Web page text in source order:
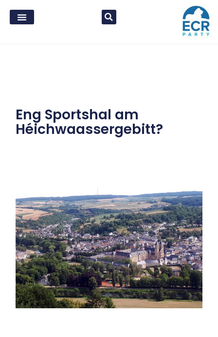
Eng Sportshal am
Héichwaassergebitt?